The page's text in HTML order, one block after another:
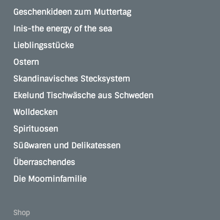
Geschenkideen zum Muttertag
Inis-the energy of the sea
Lieblingsstücke
Ostern
Skandinavisches Stecksystem
Ekelund Tischwäsche aus Schweden
Wolldecken
Spirituosen
Süßwaren und Delikatessen
Überraschendes
Die Moominfamilie
Shop